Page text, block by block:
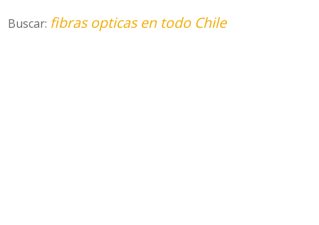
Buscar: fibras opticas en todo Chile